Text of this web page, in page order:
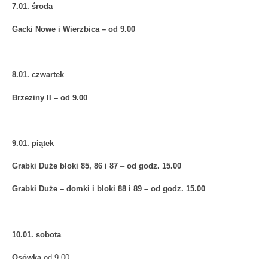
7.01. środa
Gacki Nowe i Wierzbica – od 9.00
8.01. czwartek
Brzeziny II – od 9.00
9.01. piątek
Grabki Duże bloki 85, 86 i 87 – od godz. 15.00
Grabki Duże – domki i bloki 88 i 89 – od godz. 15.00
10.01. sobota